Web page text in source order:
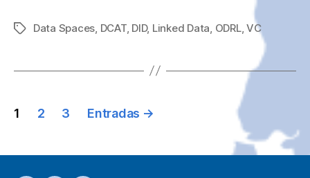
Etiquetas
Data Spaces, DCAT, DID, Linked Data, ODRL,VC
Paginación
entradas
1 2 3 Entradas →